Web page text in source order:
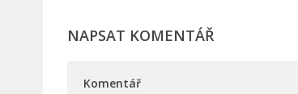
NAPSAT KOMENTÁŘ
Komentář